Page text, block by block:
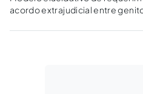
acordo extrajudicial entre